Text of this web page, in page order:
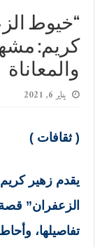
“خيوط
كريم:
والمعاناة
يناير 6, 2021
( ثقافات )
يقدم زهير
الزعفران”
تفاصيلها،